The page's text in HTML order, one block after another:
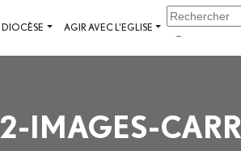
DIOCÈSE AGIR AVEC L'EGLISE
IMAGES-